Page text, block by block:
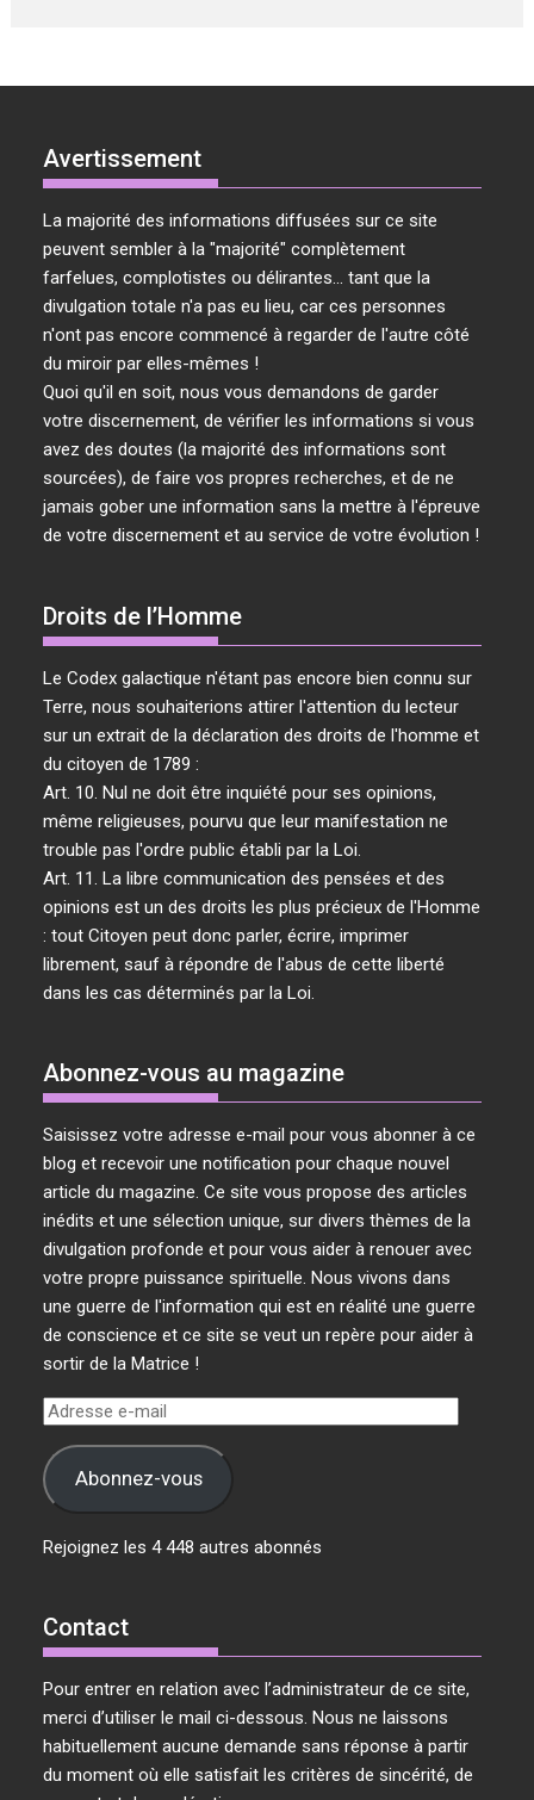
Avertissement
La majorité des informations diffusées sur ce site
peuvent sembler à la "majorité" complètement
farfelues, complotistes ou délirantes... tant que la
divulgation totale n'a pas eu lieu, car ces personnes
n'ont pas encore commencé à regarder de l'autre côté
du miroir par elles-mêmes !
Quoi qu'il en soit, nous vous demandons de garder
votre discernement, de vérifier les informations si vous
avez des doutes (la majorité des informations sont
sourcées), de faire vos propres recherches, et de ne
jamais gober une information sans la mettre à l'épreuve
de votre discernement et au service de votre évolution !
Droits de l’Homme
Le Codex galactique n'étant pas encore bien connu sur
Terre, nous souhaiterions attirer l'attention du lecteur
sur un extrait de la déclaration des droits de l'homme et
du citoyen de 1789 :
Art. 10. Nul ne doit être inquiété pour ses opinions,
même religieuses, pourvu que leur manifestation ne
trouble pas l'ordre public établi par la Loi.
Art. 11. La libre communication des pensées et des
opinions est un des droits les plus précieux de l'Homme
: tout Citoyen peut donc parler, écrire, imprimer
librement, sauf à répondre de l'abus de cette liberté
dans les cas déterminés par la Loi.
Abonnez-vous au magazine
Saisissez votre adresse e-mail pour vous abonner à ce
blog et recevoir une notification pour chaque nouvel
article du magazine. Ce site vous propose des articles
inédits et une sélection unique, sur divers thèmes de la
divulgation profonde et pour vous aider à renouer avec
votre propre puissance spirituelle. Nous vivons dans
une guerre de l'information qui est en réalité une guerre
de conscience et ce site se veut un repère pour aider à
sortir de la Matrice !
Adresse
mail Abonnez-vous
Rejoignez les 4 448 autres abonnés
Contact
Pour entrer en relation avec l’administrateur de ce site,
merci d’utiliser le mail ci-dessous. Nous ne laissons
habituellement aucune demande sans réponse à partir
du moment où elle satisfait les critères de sincérité, de